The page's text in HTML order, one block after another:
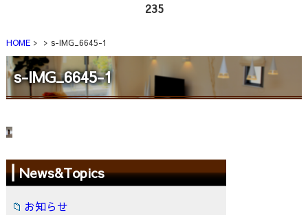
235
HOME s-IMG_6645-1
s-IMG_6645-1
News&Topics
お知らせ